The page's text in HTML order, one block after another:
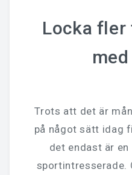
Locka
Trots att det är
på något sätt idag
det endast är
sportintresserade.